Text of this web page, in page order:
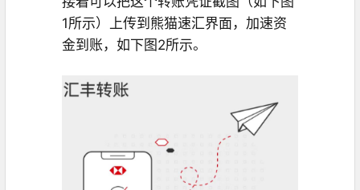
1所示）上传到熊猫速汇界面，加速资
金到账，如下图2所示。